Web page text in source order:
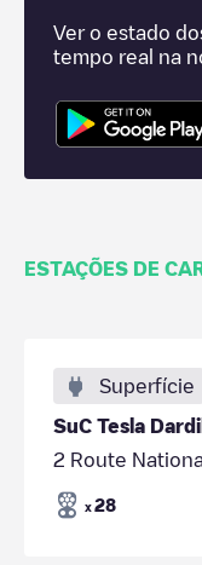
Ver o estado
tempo real na
ESTAÇÕES DE
Superfície
SuC Tesla
2 Route
x 28